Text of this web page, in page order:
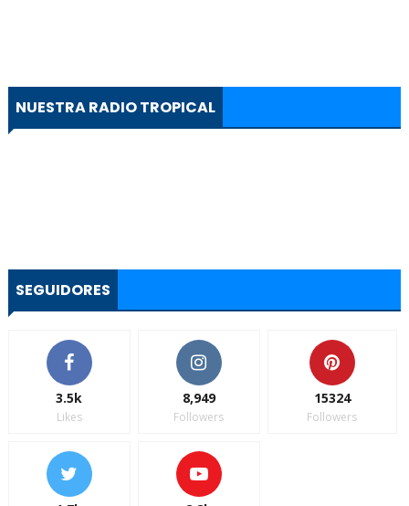
NUESTRA RADIO TROPICAL
SEGUIDORES
3.5k
Likes
8,949
Followers
15324
Followers